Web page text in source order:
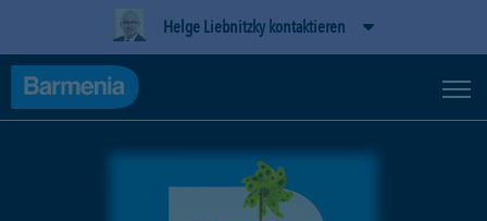
Helge Liebnitzky kontaktieren